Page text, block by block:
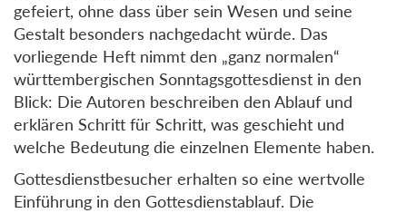
gefeiert, ohne dass über sein Wesen und seine
Gestalt besonders nachgedacht würde. Das
vorliegende Heft nimmt den „ganz normalen“
württembergischen Sonntagsgottesdienst in den
Blick: Die Autoren beschreiben den Ablauf und
erklären Schritt für Schritt, was geschieht und
welche Bedeutung die einzelnen Elemente haben.
Gottesdienstbesucher erhalten so eine wertvolle
Einführung in den Gottesdienstablauf. Die